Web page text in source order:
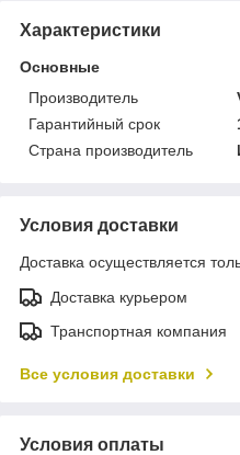
Характеристики
Основные
Производитель
Гарантийный срок
Страна производитель
Условия доставки
Доставка осуществляется
Доставка курьером
Транспортная компания
Все условия доставки
Условия оплаты